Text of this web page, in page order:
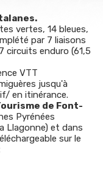
vertes, 14 bleues,
par 7 liaisons
circuits enduro (61,5
VTT
jusqu'à
en itinérance.
de Font-
Pyrénées
Llagonne) et dans
sur le